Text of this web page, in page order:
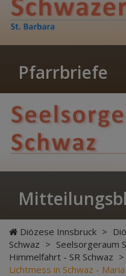
Pfarrbriefe
Diözese Innsbruck >
Schwaz > Seelsorgeraum
Himmelfahrt - SR Schwaz >
Lichtmess in Schwaz -